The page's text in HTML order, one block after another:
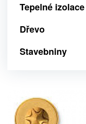
Tepelné izolace
Dřevo
Stavebniny